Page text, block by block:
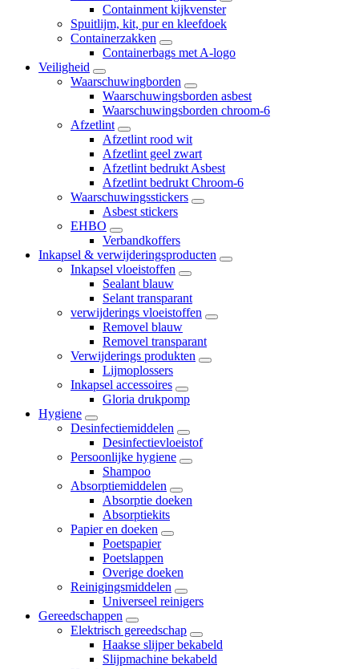
Containment kijkvenster
Spuitlijm, kit, pur en kleefdoek
Containerzakken
Containerbags met A-logo
Veiligheid
Waarschuwingborden
Waarschuwingsborden asbest
Waarschuwingsborden chroom-6
Afzetlint
Afzetlint rood wit
Afzetlint geel zwart
Afzetlint bedrukt Asbest
Afzetlint bedrukt Chroom-6
Waarschuwingsstickers
Asbest stickers
EHBO
Verbandkoffers
Inkapsel & verwijderingsproducten
Inkapsel vloeistoffen
Sealant blauw
Selant transparant
verwijderings vloeistoffen
Removel blauw
Removel transparant
Verwijderings produkten
Lijmoplossers
Inkapsel accessoires
Gloria drukpomp
Hygiene
Desinfectiemiddelen
Desinfectievloeistof
Persoonlijke hygiene
Shampoo
Absorptiemiddelen
Absorptie doeken
Absorptiekits
Papier en doeken
Poetspapier
Poetslappen
Overige doeken
Reinigingsmiddelen
Universeel reinigers
Gereedschappen
Elektrisch gereedschap
Haakse slijper bekabeld
Slijpmachine bekabeld